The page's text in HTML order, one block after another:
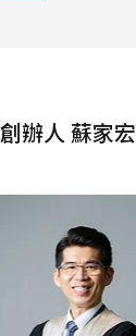
辦人 蘇家宏